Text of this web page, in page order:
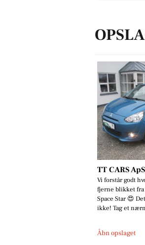
TT CARS ApS
Vi forstår godt
fjerne blikket fra
Space Star 😍
ikke! Tag et
Åbn opslaget